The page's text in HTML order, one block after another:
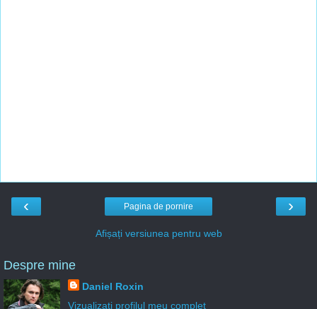
‹ ›
Pagina de pornire
Afișați versiunea pentru web
Despre mine
Daniel Roxin
Vizualizați profilul meu complet